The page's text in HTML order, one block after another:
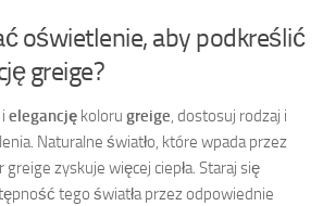
oświetlenie, aby podkreślić
greige?
i elegancję koloru greige, dostosuj rodzaj i
Naturalne światło, które wpada przez
zyskuje więcej ciepła. Staraj się
tego światła przez odpowiednie